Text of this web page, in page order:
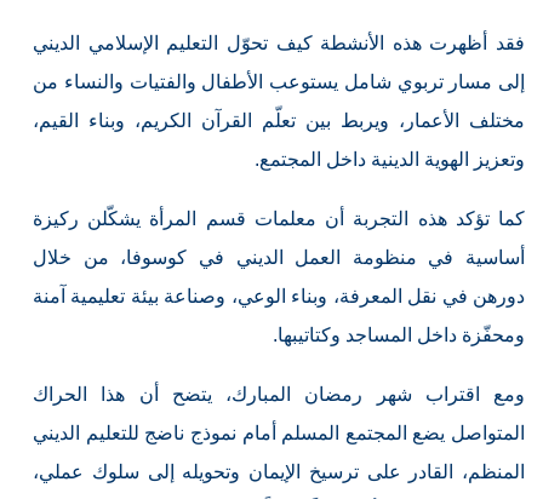
فقد أظهرت هذه الأنشطة كيف تحوّل التعليم الإسلامي الديني
إلى مسار تربوي شامل يستوعب الأطفال والفتيات والنساء من
مختلف الأعمار، ويربط بين تعلّم القرآن الكريم، وبناء القيم،
وتعزيز الهوية الدينية داخل المجتمع.
كما تؤكد هذه التجربة أن معلمات قسم المرأة يشكّلن ركيزة
أساسية في منظومة العمل الديني في كوسوفا، من خلال
دورهن في نقل المعرفة، وبناء الوعي، وصناعة بيئة تعليمية آمنة
ومحفّزة داخل المساجد وكتاتيبها.
ومع اقتراب شهر رمضان المبارك، يتضح أن هذا الحراك
المتواصل يضع المجتمع المسلم أمام نموذج ناضج للتعليم الديني
المنظم، القادر على ترسيخ الإيمان وتحويله إلى سلوك عملي،